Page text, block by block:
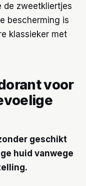
de zweetkliertjes
bescherming is
klassieker met
voor
geschikt
huid vanwege